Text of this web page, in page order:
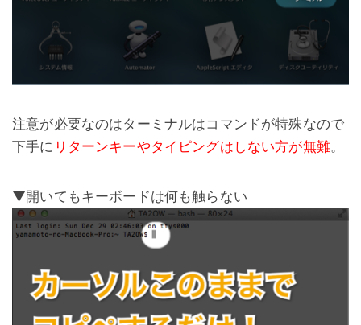
注意が必要なのはターミナルはコマンドが特殊なので
下手に リターンキーやタイピングはしない方が無難。
▼開いてもキーボードは何も触らない